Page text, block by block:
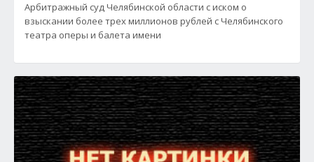
Арбитражный суд Челябинской области с иском о
взыскании более трех миллионов рублей с Челябинского
театра оперы и балета имени